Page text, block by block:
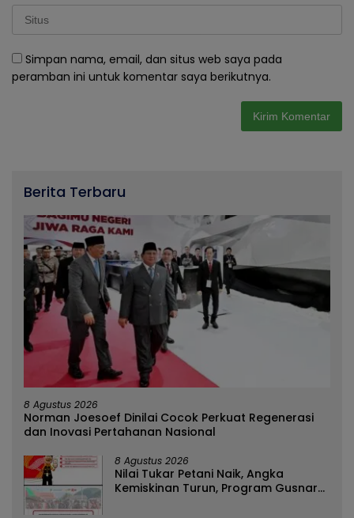
Simpan nama, email, dan situs web saya pada
peramban ini untuk komentar saya berikutnya.
Berita Terbaru
8 Agustus 2026
Norman Joesoef Dinilai Cocok Perkuat Regenerasi
dan Inovasi Pertahanan Nasional
8 Agustus 2026
Nilai Tukar Petani Naik, Angka
Kemiskinan Turun, Program Gusnar-